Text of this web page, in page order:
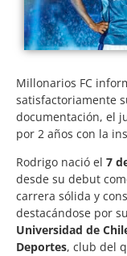
Millonarios FC
satisfactoriamente
documentación, el
por 2 años con la
Rodrigo nació el 7
desde su debut
carrera sólida y
destacándose por
Universidad de
Deportes, club del